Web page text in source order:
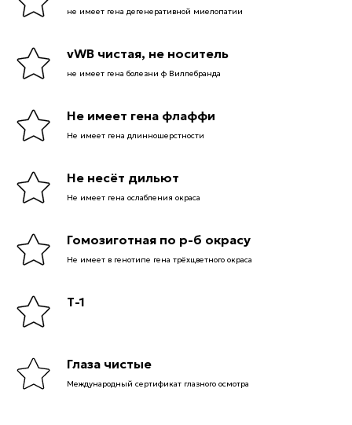
не имеет гена дегенеративной миелопатии
vWB чистая, не носитель
не имеет гена болезни ф Виллебранда
Не имеет гена флаффи
Не имеет гена длинношерстности
Не несёт дильют
Не имеет гена ослабления окраса
Гомозиготная по р-б окрасу
Не имеет в генотипе гена трёхцветного окраса
Т-1
Глаза чистые
Международный сертификат глазного осмотра